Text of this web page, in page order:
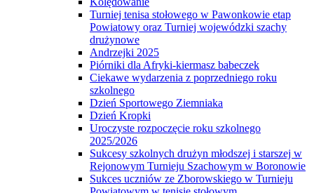
Turniej tenisa stołowego w Pawonkowie etap
Powiatowy oraz Turniej wojewódzki szachy
drużynowe
Andrzejki 2025
Piórniki dla Afryki-kiermasz babeczek
Ciekawe wydarzenia z poprzedniego roku
szkolnego
Dzień Sportowego Ziemniaka
Dzień Kropki
Uroczyste rozpoczęcie roku szkolnego
2025/2026
Sukcesy szkolnych drużyn młodszej i starszej w
Rejonowym Turnieju Szachowym w Boronowie
Sukces uczniów ze Zborowskiego w Turnieju